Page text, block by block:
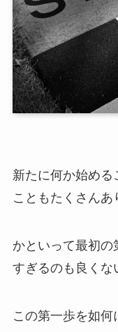
新たに何か始める
こともたくさんあ
かといって最初
すぎるのも良くな
この第一歩を如